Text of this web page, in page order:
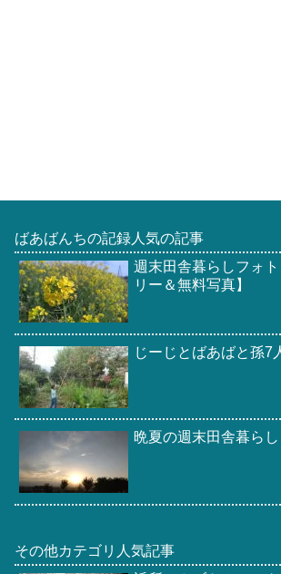
ばあばんちの記録人気の記事
週末田舎暮らしフォ
リー＆無料写真】
じーじとばあばと孫7
晩夏の週末田舎暮らし
その他カテゴリ人気記事